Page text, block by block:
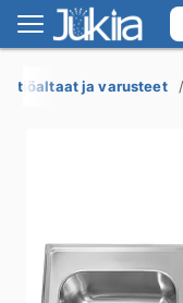
Siirry
navigointiin
Siirry
sisältöön
ja varusteet